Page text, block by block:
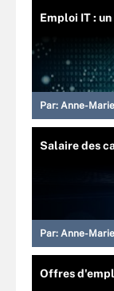
Emploi IT :
Par: Anne-
Salaire des
Par: Anne-
Offres